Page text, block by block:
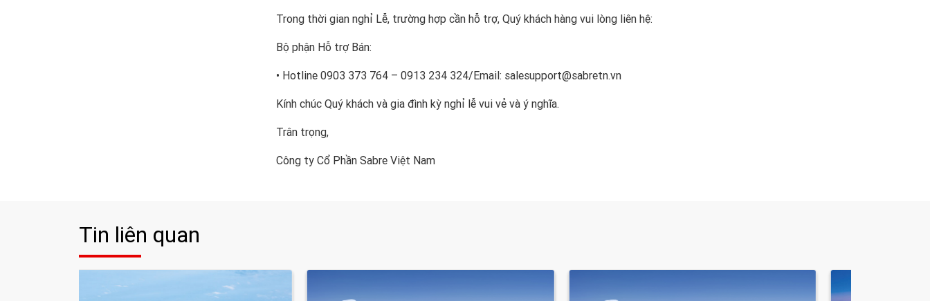
Trong thời gian nghỉ Lễ, trường hợp cần hỗ trợ, Quý khách hàng vui lòng liên hệ:
Bộ phận Hỗ trợ Bán:
• Hotline 0903 373 764 – 0913 234 324/Email: salesupport@sabretn.vn
Kính chúc Quý khách và gia đình kỳ nghỉ lễ vui vẻ và ý nghĩa.
Trân trọng,
Công ty Cổ Phần Sabre Việt Nam
Tin liên quan